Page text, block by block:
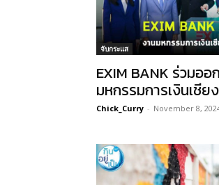
จับกระแส
EXIM BANK ร่วมออ
มหกรรมการเงินเชีย
Chick_Curry - November 8,